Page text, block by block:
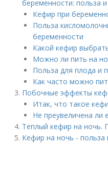
беременности: польза
Кефир при
Польза
беременности
Какой кефир
Можно ли пить на
Польза для плода и
Как часто можно
Побочные эффекты
Итак, что такое
Не преувеличена ли
Теплый кефир на ночь.
Кефир на ночь - польза